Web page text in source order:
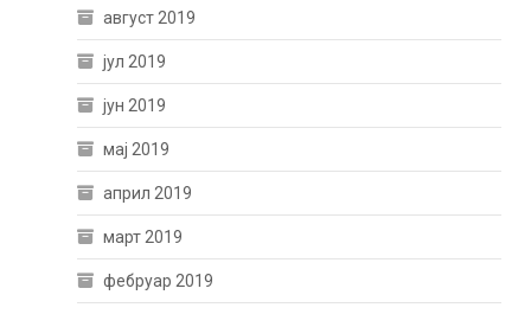
август 2019
јул 2019
јун 2019
мај 2019
април 2019
март 2019
фебруар 2019